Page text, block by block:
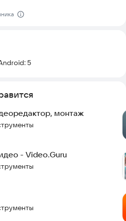
180 или 270 градусов)
«ОК»
видео друзьям
записей.
5
монтаж
- Video.Guru